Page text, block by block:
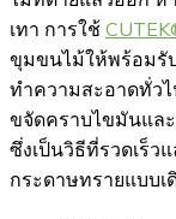
เทา การใช้
ขุมขนไม้ให้พร้อมรั
ทำความสะอาดทั่ว
ขจัดคราบไขมันแล
ซึ่งเป็นวิธีที่รวดเร็ว
กระดาษทรายแบบ